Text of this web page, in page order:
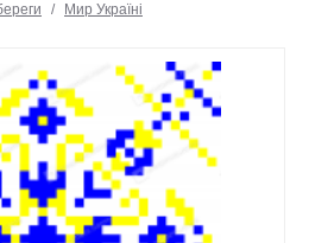
/ Мир Україні